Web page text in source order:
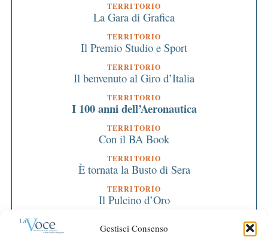
Gestisci Consenso
TERRITORIO
La Gara di Grafica
TERRITORIO
Il Premio Studio e Sport
TERRITORIO
Il benvenuto al Giro d’Italia
TERRITORIO
I 100 anni dell’Aeronautica
TERRITORIO
Con il BA Book
TERRITORIO
È tornata la Busto di Sera
TERRITORIO
Il Pulcino d’Oro
Tutti per il padel